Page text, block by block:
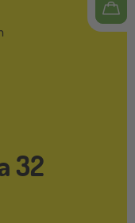
32